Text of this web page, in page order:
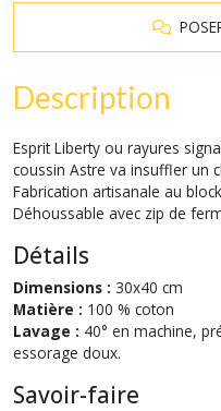
Description
Esprit Liberty ou rayures
coussin Astre va insuffler un
Fabrication artisanale au
Déhoussable avec zip de
Détails
Dimensions : 30x40 cm
Matière : 100 % coton
Lavage : 40° en machine,
essorage doux.
Savoir-faire